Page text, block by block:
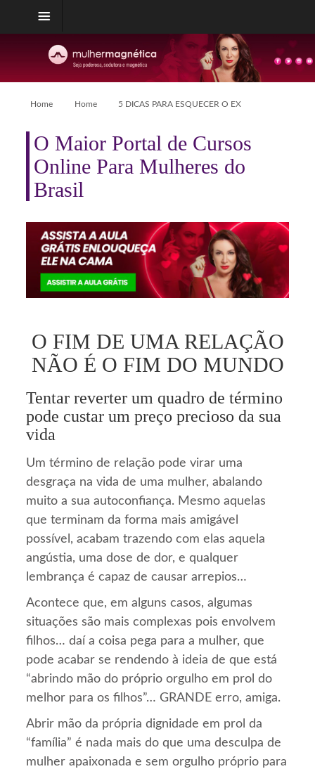
Home Home 5 DICAS PARA ESQUECER O EX
O Maior Portal de Cursos
Online Para Mulheres do
Brasil
O FIM DE UMA RELAÇÃO
NÃO É O FIM DO MUNDO
Tentar reverter um quadro de término
pode custar um preço precioso da sua
vida
Um término de relação pode virar uma
desgraça na vida de uma mulher, abalando
muito a sua autoconfiança. Mesmo aquelas
que terminam da forma mais amigável
possível, acabam trazendo com elas aquela
angústia, uma dose de dor, e qualquer
lembrança é capaz de causar arrepios…
Acontece que, em alguns casos, algumas
situações são mais complexas pois envolvem
filhos… daí a coisa pega para a mulher, que
pode acabar se rendendo à ideia de que está
“abrindo mão do próprio orgulho em prol do
melhor para os filhos”… GRANDE erro, amiga.
Abrir mão da própria dignidade em prol da
“família” é nada mais do que uma desculpa de
mulher apaixonada e sem orgulho próprio para